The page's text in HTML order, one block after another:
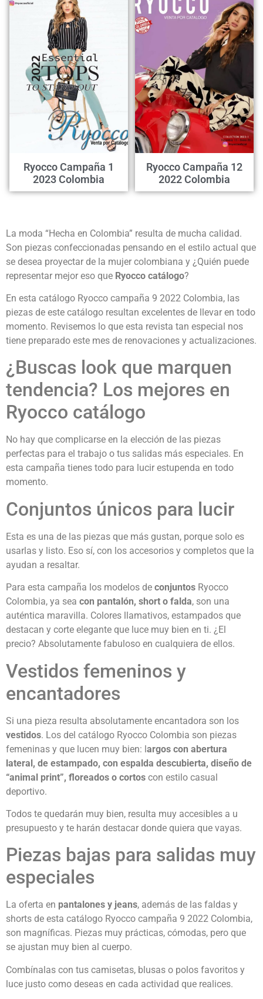
Ryocco Campaña 1
2023 Colombia
Ryocco Campaña 12
2022 Colombia
La moda “Hecha en Colombia” resulta de mucha calidad.
Son piezas confeccionadas pensando en el estilo actual que
se desea proyectar de la mujer colombiana y ¿Quién puede
representar mejor eso que Ryocco catálogo?
En esta catálogo Ryocco campaña 9 2022 Colombia, las
piezas de este catálogo resultan excelentes de llevar en todo
momento. Revisemos lo que esta revista tan especial nos
tiene preparado este mes de renovaciones y actualizaciones.
¿Buscas look que marquen
tendencia? Los mejores en
Ryocco catálogo
No hay que complicarse en la elección de las piezas
perfectas para el trabajo o tus salidas más especiales. En
esta campaña tienes todo para lucir estupenda en todo
momento.
Conjuntos únicos para lucir
Esta es una de las piezas que más gustan, porque solo es
usarlas y listo. Eso sí, con los accesorios y completos que la
ayudan a resaltar.
Para esta campaña los modelos de conjuntos Ryocco
Colombia, ya sea con pantalón, short o falda, son una
auténtica maravilla. Colores llamativos, estampados que
destacan y corte elegante que luce muy bien en ti. ¿El
precio? Absolutamente fabuloso en cualquiera de ellos.
Vestidos femeninos y
encantadores
Si una pieza resulta absolutamente encantadora son los
vestidos. Los del catálogo Ryocco Colombia son piezas
femeninas y que lucen muy bien: largos con abertura
lateral, de estampado, con espalda descubierta, diseño de
“animal print”, floreados o cortos con estilo casual
deportivo.
Todos te quedarán muy bien, resulta muy accesibles a u
presupuesto y te harán destacar donde quiera que vayas.
Piezas bajas para salidas muy
especiales
La oferta en pantalones y jeans, además de las faldas y
shorts de esta catálogo Ryocco campaña 9 2022 Colombia,
son magníficas. Piezas muy prácticas, cómodas, pero que
se ajustan muy bien al cuerpo.
Combínalas con tus camisetas, blusas o polos favoritos y
luce justo como deseas en cada actividad que realices.